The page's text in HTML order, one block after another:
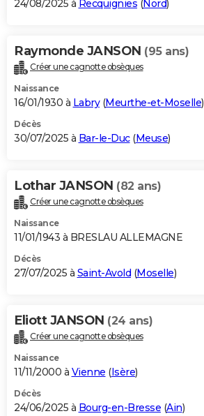
24/08/2025 à Recquignies (Nord)
Raymonde JANSON (95 ans)
Créer une cagnotte obsèques
Naissance
16/01/1930 à Labry(Meurthe-et-Moselle)
Décès
30/07/2025 à Bar-le-Duc(Meuse)
Lothar JANSON (82 ans)
Créer une cagnotte obsèques
Naissance
11/01/1943 à BRESLAU ALLEMAGNE
Décès
27/07/2025 à Saint-Avold (Moselle)
Eliott JANSON (24 ans)
Créer une cagnotte obsèques
Naissance
11/11/2000 à Vienne (Isère)
Décès
24/06/2025 à Bourg-en-Bresse (Ain)